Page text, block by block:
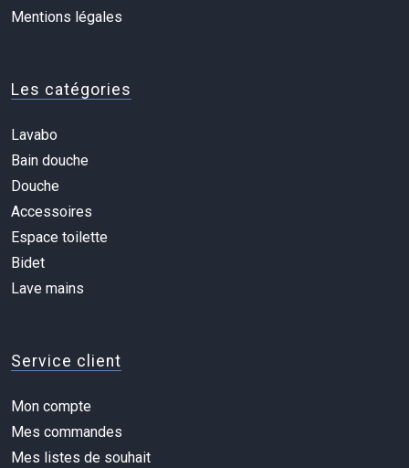
Mentions légales
Les catégories
Lavabo
Bain douche
Douche
Accessoires
Espace toilette
Bidet
Lave mains
Service client
Mon compte
Mes commandes
Mes listes de souhait